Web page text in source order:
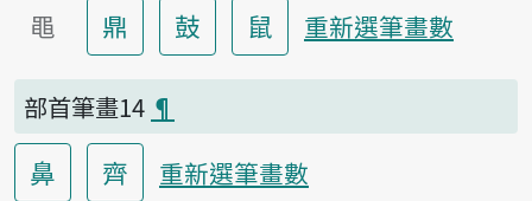
黽 鼎 鼓 鼠 重新選筆畫數
部首筆畫14 ¶
鼻 齊 重新選筆畫數